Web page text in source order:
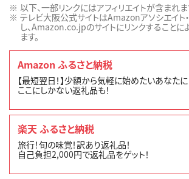
以下、一部リンクにはアフィリエイトが含まれま
テレビ大阪公式サイトはAmazonアソシエイト
し、Amazon.co.jpのサイトにリンクすることに
ます。
Amazon ふるさと納税
【最短翌日！】少額から気軽に始めたいあなたに
ここにしかない返礼品も！
楽天 ふるさと納税
旅行！旬の味覚！訳あり返礼品！
自己負担2,000円で返礼品をゲット！